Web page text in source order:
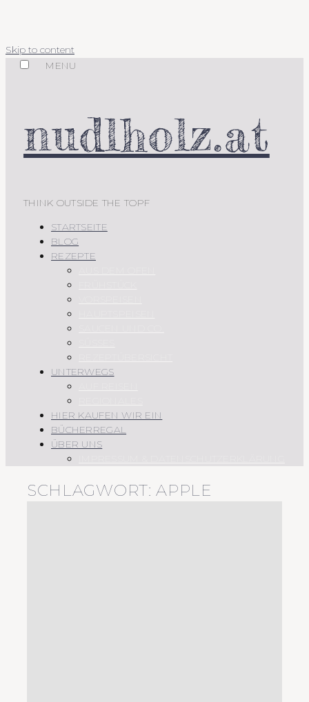
Skip to content
MENU
nudlholz.at
THINK OUTSIDE THE TOPF
STARTSEITE
BLOG
REZEPTE
UNTERWEGS
HIER KAUFEN WIR EIN
BÜCHERREGAL
ÜBER UNS
SCHLAGWORT:APPLE